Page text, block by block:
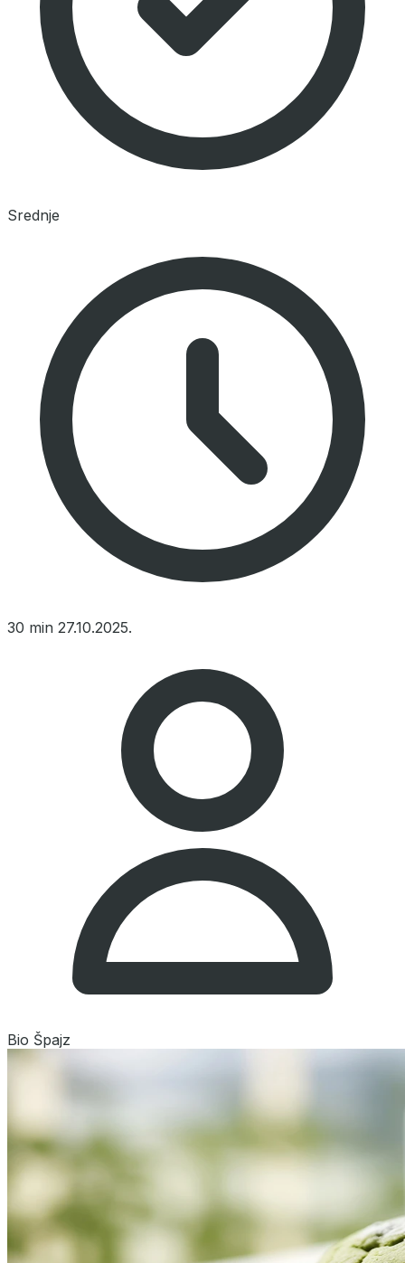
Srednje
30 min 27.10.2025.
Bio Špajz